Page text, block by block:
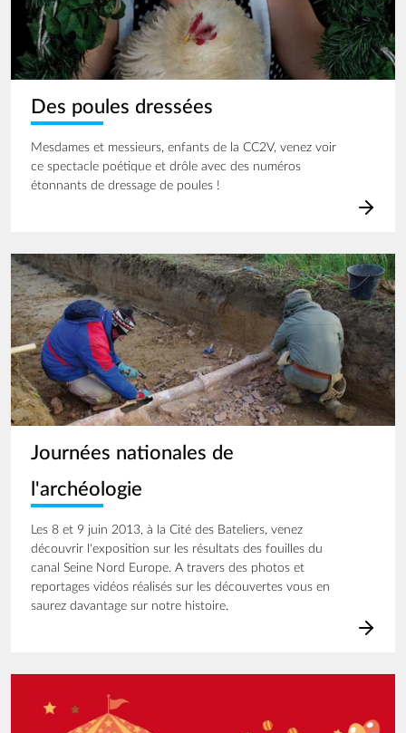
Des poules dressées
Mesdames et messieurs, enfants de la CC2V, venez voir
ce spectacle poétique et drôle avec des numéros
étonnants de dressage de poules !
Image
Journées nationales de
l'archéologie
Les 8 et 9 juin 2013, à la Cité des Bateliers, venez
découvrir l'exposition sur les résultats des fouilles du
canal Seine Nord Europe. A travers des photos et
reportages vidéos réalisés sur les découvertes vous en
saurez davantage sur notre histoire.